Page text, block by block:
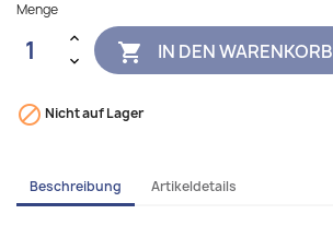
Menge
 IN DEN WARENKORB
 Nicht auf Lager
Beschreibung Artikeldetails